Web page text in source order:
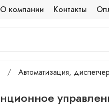
О компании Контакты
Автоматизация,